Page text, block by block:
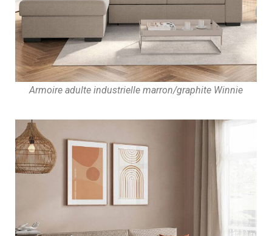
Armoire adulte industrielle marron/graphite Winnie